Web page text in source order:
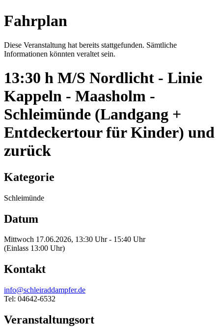
Fahrplan
Diese Veranstaltung hat bereits stattgefunden. Sämtliche
Informationen könnten veraltet sein.
13:30 h M/S Nordlicht - Linie
Kappeln - Maasholm -
Schleimünde (Landgang +
Entdeckertour für Kinder) und
zurück
Kategorie
Schleimünde
Datum
Mittwoch 17.06.2026, 13:30 Uhr - 15:40 Uhr
(Einlass 13:00 Uhr)
Kontakt
info@schleiraddampfer.de
Tel: 04642-6532
Veranstaltungsort